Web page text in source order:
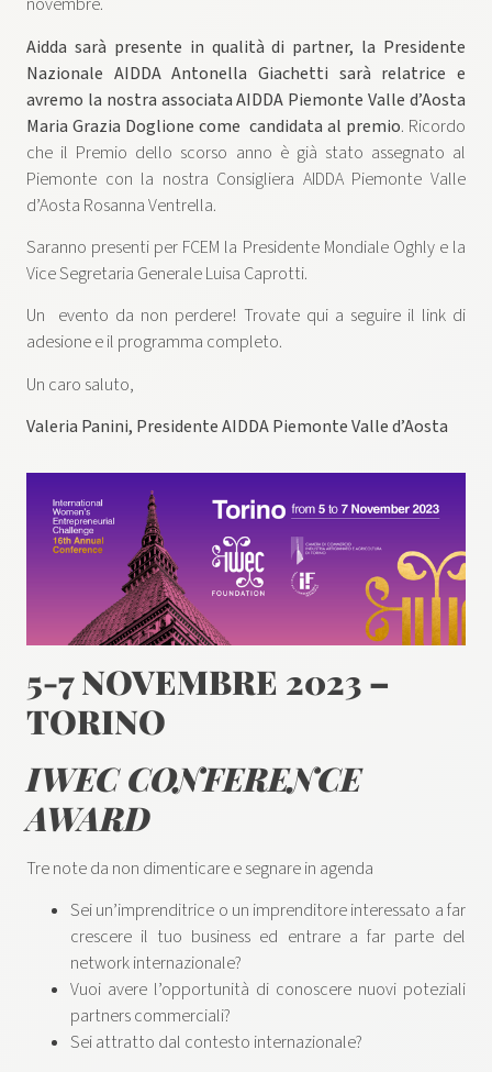
Aidda sarà presente in qualità di partner, la Presidente
Nazionale AIDDA Antonella Giachetti sarà relatrice e
avremo la nostra associata AIDDA Piemonte Valle d’Aosta
Maria Grazia Doglione come candidata al premio. Ricordo
che il Premio dello scorso anno è già stato assegnato al
Piemonte con la nostra Consigliera AIDDA Piemonte Valle
d’Aosta Rosanna Ventrella.
Saranno presenti per FCEM la Presidente Mondiale Oghly e la
Vice Segretaria Generale Luisa Caprotti.
Un evento da non perdere! Trovate qui a seguire il link di
adesione e il programma completo.
Un caro saluto,
Valeria Panini, Presidente AIDDA Piemonte Valle d’Aosta
5-7 NOVEMBRE 2023 –
TORINO
IWEC CONFERENCE
AWARD
Tre note da non dimenticare e segnare in agenda
Sei un’imprenditrice o un imprenditore interessato a far
crescere il tuo business ed entrare a far parte del
network internazionale?
Vuoi avere l’opportunità di conoscere nuovi poteziali
partners commerciali?
Sei attratto dal contesto internazionale?